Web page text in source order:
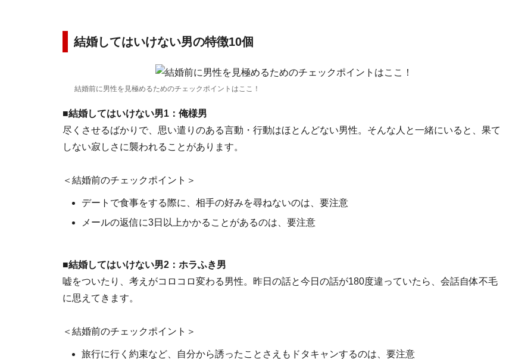
結婚してはいけない男の特徴10個
結婚前に男性を見極めるためのチェックポイントはここ！
■結婚してはいけない男1：俺様男
尽くさせるばかりで、思い遣りのある言動・行動はほとんどない男性。そんな人と一緒にいると、果て
しない寂しさに襲われることがあります。
＜結婚前のチェックポイント＞
デートで食事をする際に、相手の好みを尋ねないのは、要注意
メールの返信に3日以上かかることがあるのは、要注意
■結婚してはいけない男2：ホラふき男
嘘をついたり、考えがコロコロ変わる男性。昨日の話と今日の話が180度違っていたら、会話自体不毛
に思えてきます。
＜結婚前のチェックポイント＞
旅行に行く約束など、自分から誘ったことさえもドタキャンするのは、要注意